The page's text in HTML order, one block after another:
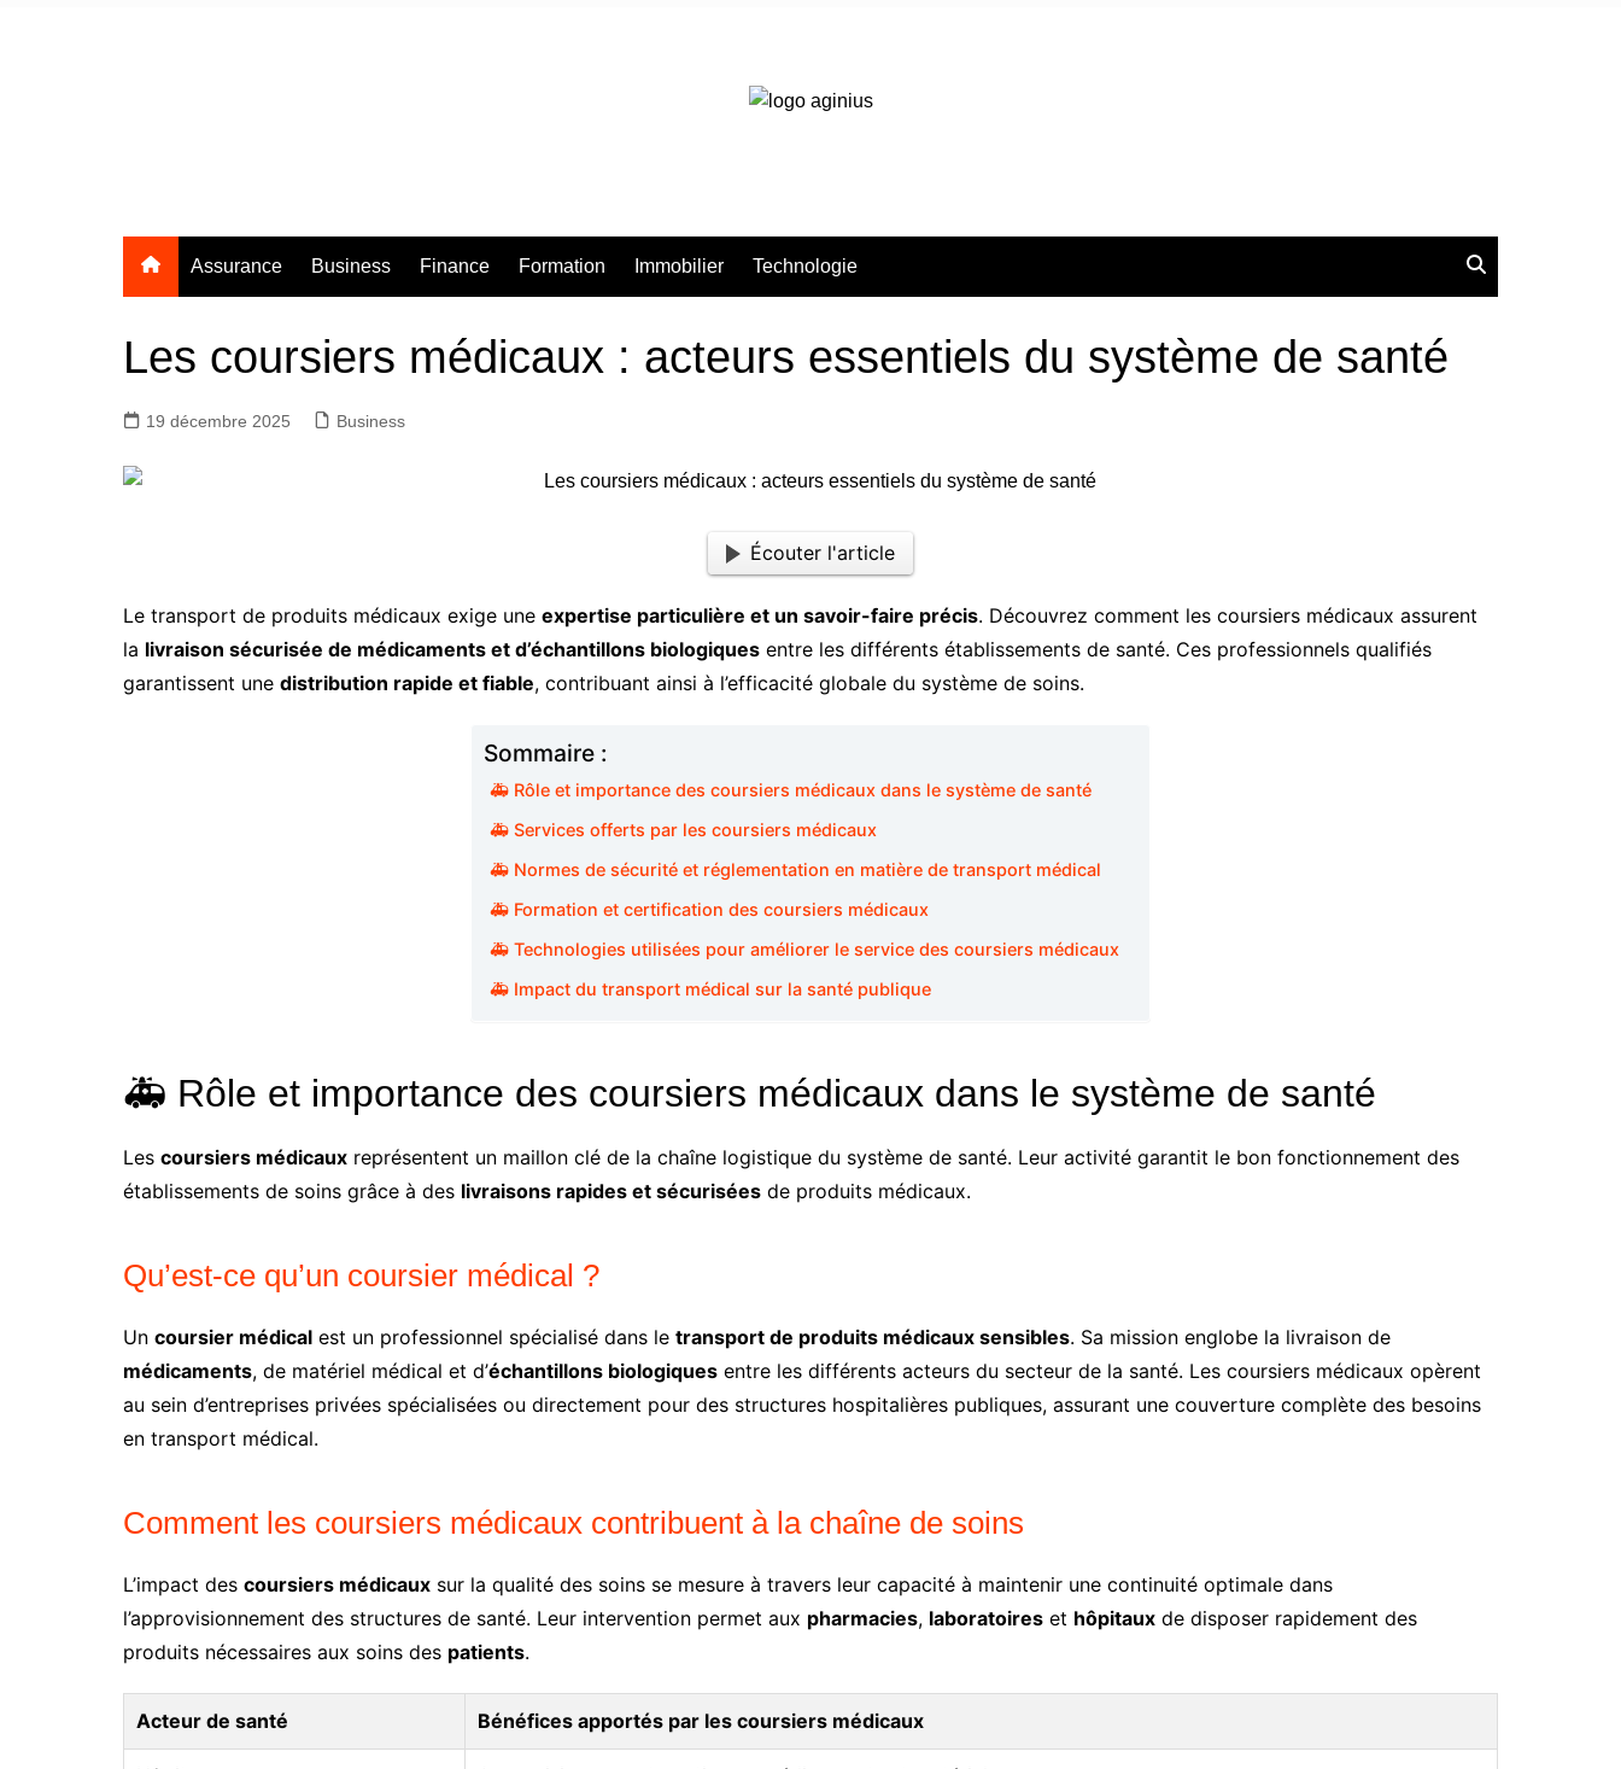
Assurance Business Finance Formation Immobilier Technologie
Les coursiers médicaux : acteurs essentiels du système de santé
19 décembre 2025 Business
Écouter l'article
Le transport de produits médicaux exige une expertise particulière et un savoir-faire précis. Découvrez comment les coursiers médicaux assurent
la livraison sécurisée de médicaments et d’échantillons biologiques entre les différents établissements de santé. Ces professionnels qualifiés
garantissent une distribution rapide et fiable, contribuant ainsi à l’efficacité globale du système de soins.
Sommaire :
🚑 Rôle et importance des coursiers médicaux dans le système de santé
🚑 Services offerts par les coursiers médicaux
🚑 Normes de sécurité et réglementation en matière de transport médical
🚑 Formation et certification des coursiers médicaux
🚑 Technologies utilisées pour améliorer le service des coursiers médicaux
🚑 Impact du transport médical sur la santé publique
🚑 Rôle et importance des coursiers médicaux dans le système de santé
Les coursiers médicaux représentent un maillon clé de la chaîne logistique du système de santé. Leur activité garantit le bon fonctionnement des
établissements de soins grâce à des livraisons rapides et sécurisées de produits médicaux.
Qu’est-ce qu’un coursier médical ?
Un coursier médical est un professionnel spécialisé dans le transport de produits médicaux sensibles. Sa mission englobe la livraison de
médicaments, de matériel médical et d’échantillons biologiques entre les différents acteurs du secteur de la santé. Les coursiers médicaux opèrent
au sein d’entreprises privées spécialisées ou directement pour des structures hospitalières publiques, assurant une couverture complète des besoins
en transport médical.
Comment les coursiers médicaux contribuent à la chaîne de soins
L’impact des coursiers médicaux sur la qualité des soins se mesure à travers leur capacité à maintenir une continuité optimale dans
l’approvisionnement des structures de santé. Leur intervention permet aux pharmacies, laboratoires et hôpitaux de disposer rapidement des
produits nécessaires aux soins des patients.
Acteur de santé Bénéfices apportés par les coursiers médicaux